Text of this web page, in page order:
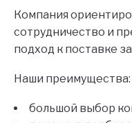
Компания
сотрудничество и
подход к поставке
Наши преимущества:
большой выбор